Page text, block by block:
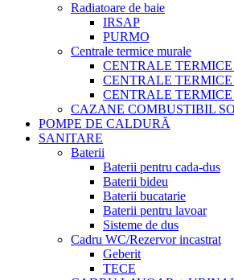
Radiatoare de baie
IRSAP
PURMO
Centrale termice murale
CENTRALE
CENTRALE
CENTRALE
CAZANE COMBUSTIBIL
POMPE DE CALDURĂ
SANITARE
Baterii
Baterii pentru cada-dus
Baterii bideu
Baterii bucatarie
Baterii pentru lavoar
Sisteme de dus
Cadru WC/Rezervor incastrat
Geberit
TECE